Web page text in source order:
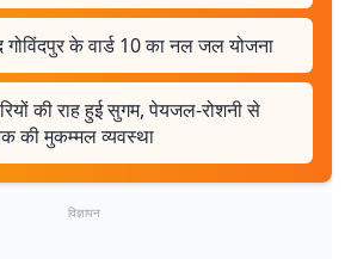
गोविंदपुर के वार्ड 10 का नल जल योजना
की राह हुई सुगम, पेयजल-रोशनी से
की मुकम्मल व्यवस्था
विज्ञापन